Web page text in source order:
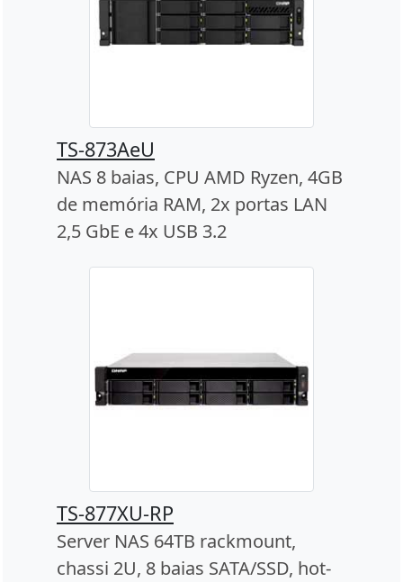
TS-873AeU
NAS 8 baias, CPU AMD Ryzen, 4GB
de memória RAM, 2x portas LAN
2,5 GbE e 4x USB 3.2
TS-877XU-RP
Server NAS 64TB rackmount,
chassi 2U, 8 baias SATA/SSD, hot-